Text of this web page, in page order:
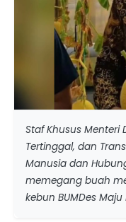
Staf Khusus Menteri
Tertinggal, dan
Manusia dan
memegang buah
kebun BUMDes